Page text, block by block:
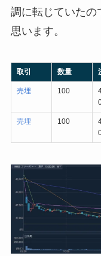
調に転じていたの
思います。
取引 数量
売埋 100
売埋 100